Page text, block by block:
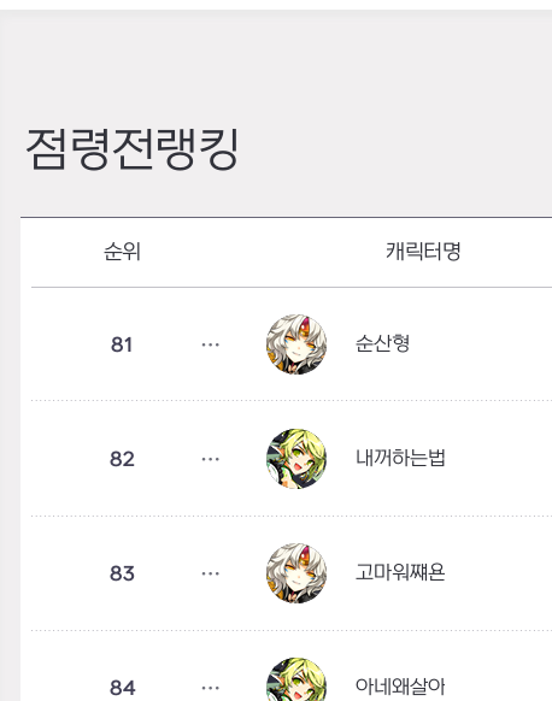
점령전랭킹
순위 캐릭터명
81 순산형
82 내꺼하는법
83 고마워쨰욘
84 아네왜살아